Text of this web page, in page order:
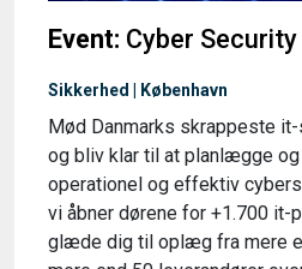
Event: Cyber
Sikkerhed | København
Mød Danmarks skrappeste
og bliv klar til at planlægge
operationel og effektiv
vi åbner dørene for +1.700 it-
glæde dig til oplæg fra mere